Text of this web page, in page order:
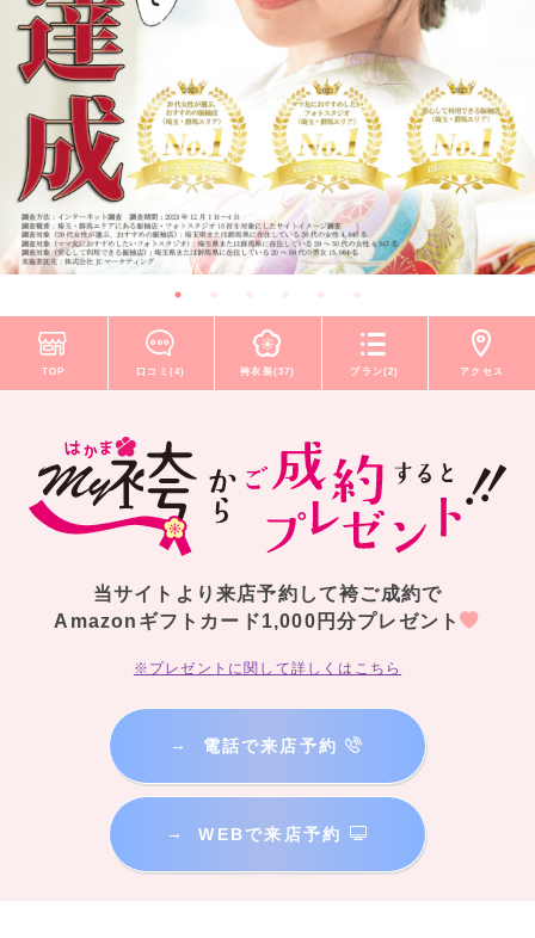
TOP 口コミ(4) 袴衣装(37) プラン(2) アクセス
当サイトより来店予約して袴ご成約で
Amazonギフトカード1,000円分プレゼント
※プレゼントに関して詳しくはこちら
→ 電話で来店予約
→ WEBで来店予約